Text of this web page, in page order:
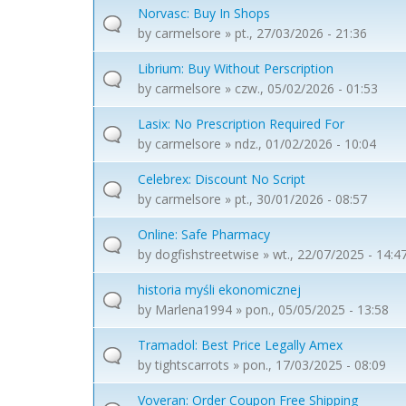
Norvasc: Buy In Shops
by carmelsore » pt., 27/03/2026 - 21:36
Librium: Buy Without Perscription
by carmelsore » czw., 05/02/2026 - 01:53
Lasix: No Prescription Required For
by carmelsore » ndz., 01/02/2026 - 10:04
Celebrex: Discount No Script
by carmelsore » pt., 30/01/2026 - 08:57
Online: Safe Pharmacy
by dogfishstreetwise » wt., 22/07/2025 -
historia myśli ekonomicznej
by Marlena1994 » pon., 05/05/2025 - 13:58
Tramadol: Best Price Legally Amex
by tightscarrots » pon., 17/03/2025 - 08:09
Voveran: Order Coupon Free Shipping